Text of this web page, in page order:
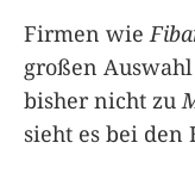
Firmen wie
großen
bisher nicht zu
sieht es bei den